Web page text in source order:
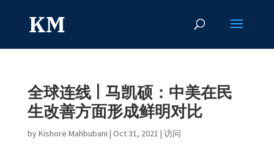
全球连线 | 马凯硕：中美在民
生改善方面形成鲜明对比
byKishore Mahbubani | Oct 31, 2021 | 访问